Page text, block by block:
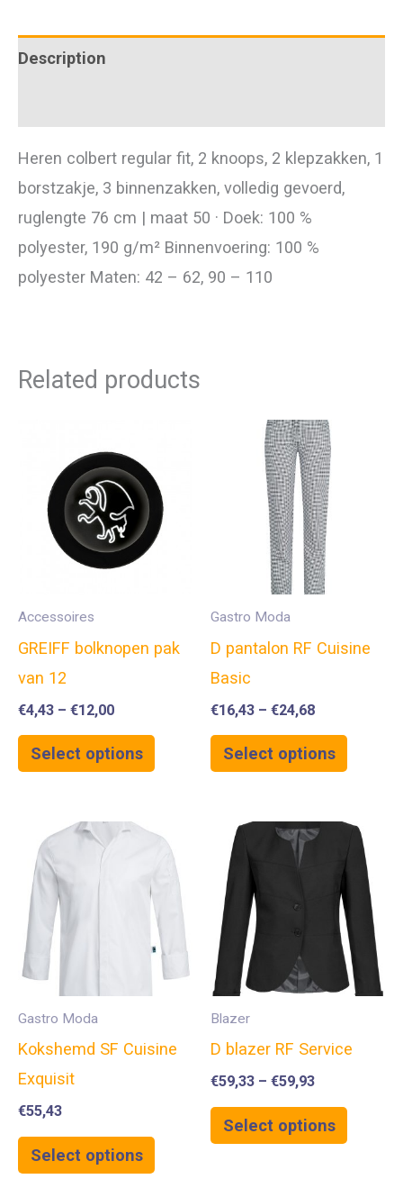
Description
Heren colbert regular fit, 2 knoops, 2 klepzakken, 1
borstzakje, 3 binnenzakken, volledig gevoerd,
ruglengte 76 cm | maat 50 · Doek: 100 %
polyester, 190 g/m² Binnenvoering: 100 %
polyester Maten: 42 – 62, 90 – 110
Related products
Accessoires
GREIFF bolknopen pak
van 12
€4,43 – €12,00
Select options
Gastro Moda
D pantalon RF Cuisine
Basic
€16,43 – €24,68
Select options
Gastro Moda
Kokshemd SF Cuisine
Exquisit
€55,43
Select options
Blazer
D blazer RF Service
€59,33 – €59,93
Select options